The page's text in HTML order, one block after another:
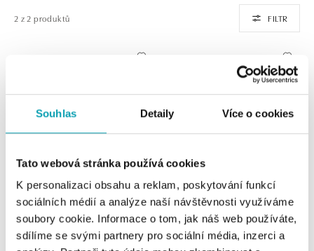
Souhlas Detaily Více o cookies
Tato webová stránka používá cookies
K personalizaci obsahu a reklam, poskytování funkcí
sociálních médií a analýze naší návštěvnosti využíváme
soubory cookie. Informace o tom, jak náš web používáte,
sdílíme se svými partnery pro sociální média, inzerci a
2 z 2 produktů FILTR
ALO
Prsten se zirkonem a diamanty
Midnight Ocean
ALO
Prsten se zirkonem, diamanty a
safíry Blue Gentility